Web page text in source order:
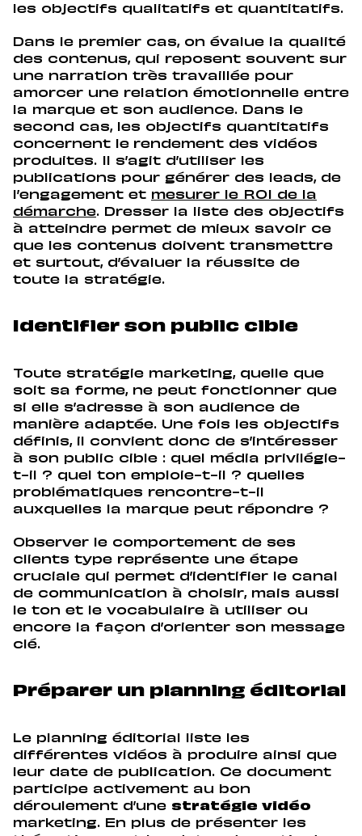
les objectifs qualitatifs et quantitatifs.
Dans le premier cas, on évalue la qualité
des contenus, qui reposent souvent sur
une narration très travaillée pour
amorcer une relation émotionnelle entre
la marque et son audience. Dans le
second cas, les objectifs quantitatifs
concernent le rendement des vidéos
produites. Il s’agit d’utiliser les
publications pour générer des leads, de
l’engagement et
mesurer le ROI de la
démarche. Dresser la liste des objectifs
à atteindre permet de mieux savoir ce
que les contenus doivent transmettre
et surtout, d’évaluer la réussite de
toute la stratégie.
Identifier son public cible
Toute stratégie marketing, quelle que
soit sa forme, ne peut fonctionner que
si elle s’adresse à son audience de
manière adaptée. Une fois les objectifs
définis, il convient donc de s’intéresser
à son public cible : quel média privilégie-
t-il ? quel ton emploie-t-il ? quelles
problématiques rencontre-t-il
auxquelles la marque peut répondre ?
Observer le comportement de ses
clients type représente une étape
cruciale qui permet d’identifier le canal
de communication à choisir, mais aussi
le ton et le vocabulaire à utiliser ou
encore la façon d’orienter son message
clé.
Préparer un planning éditorial
Le planning éditorial liste les
différentes vidéos à produire ainsi que
leur date de publication. Ce document
participe activement au bon
déroulement d’une stratégie vidéo
marketing. En plus de présenter les